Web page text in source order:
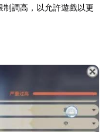
調高，以允許遊戲以更